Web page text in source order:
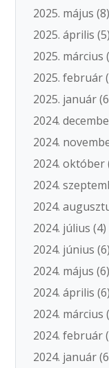
2025. május (8)
2025. április (5)
2025. március
2025. február
2025. január
2024.
2024.
2024. október
2024.
2024.
2024. július (4)
2024. június (6)
2024. május (6)
2024. április (6)
2024. március
2024. február
2024. január